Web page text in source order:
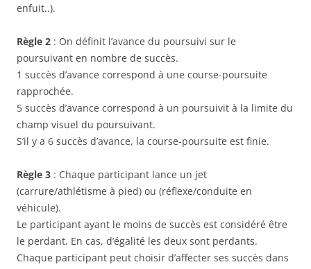
enfuit..).
Règle 2 : On définit l’avance du poursuivi sur le
poursuivant en nombre de succès.
1 succès d’avance correspond à une course-poursuite
rapprochée.
5 succès d’avance correspond à un poursuivit à la limite du
champ visuel du poursuivant.
S’il y a 6 succès d’avance, la course-poursuite est finie.
Règle 3 : Chaque participant lance un jet
(carrure/athlétisme à pied) ou (réflexe/conduite en
véhicule).
Le participant ayant le moins de succès est considéré être
le perdant. En cas, d’égalité les deux sont perdants.
Chaque participant peut choisir d’affecter ses succès dans